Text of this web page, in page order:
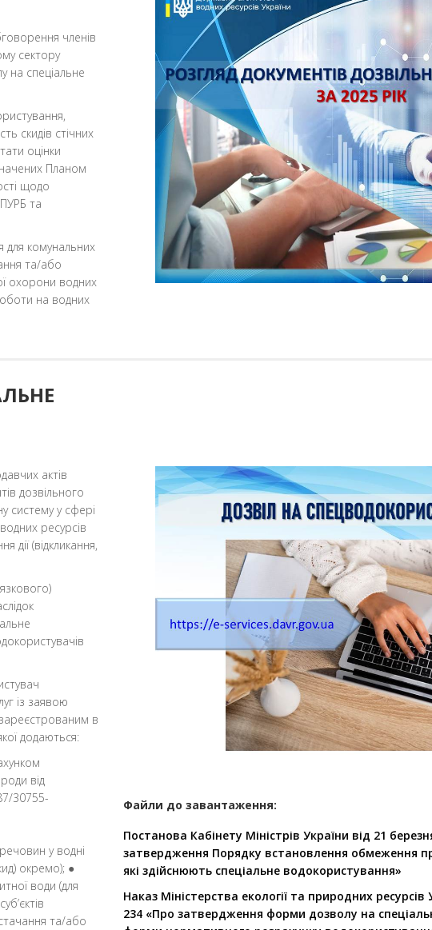
членів
сектору
на спеціальне
скидів стічних
оцінки
Планом
щодо
та
комунальних
та/або
охорони водних
на водних
актів
дозвільного
систему у сфері
ресурсів
(відкликання,
із заявою
в
додаються:
від
30755-
у водні
окремо); ●
води (для
та/або
Файли до завантаження:
Постанова Кабінету Міністрів України від 21
затвердження Порядку встановлення обмеження
які здійснюють спеціальне водокористування»
Наказ Міністерства екології та природних
234 «Про затвердження форми дозволу на